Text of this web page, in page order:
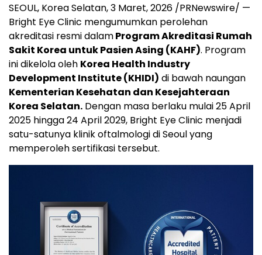
SEOUL, Korea Selatan,3 Maret, 2026 /PRNewswire/ —
Bright Eye Clinic mengumumkan perolehan
akreditasi resmi dalamProgram Akreditasi Rumah
Sakit Korea untuk Pasien Asing (KAHF). Program
ini dikelola oleh Korea Health Industry
Development Institute (KHIDI) di bawah naungan
Kementerian Kesehatan dan Kesejahteraan
Korea Selatan. Dengan masa berlaku mulai 25 April
2025 hingga 24 April 2029, Bright Eye Clinic menjadi
satu-satunya klinik oftalmologi di Seoul yang
memperoleh sertifikasi tersebut.